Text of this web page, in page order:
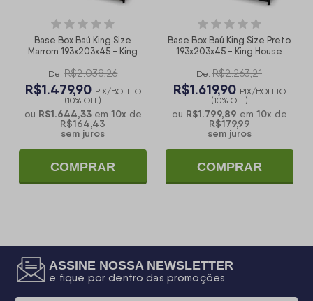
Base Box Baú King Size
Marrom 193x203x45 - King
De: R$2.038,26
R$1.479,90 PIX/BOLETO
(10% OFF)
ou R$1.644,33em 10x de
R$164,43
sem juros
COMPRAR
Base Box Baú King Size Preto
193x203x45 - King House
De: R$2.263,21
R$1.619,90 PIX/BOLETO
(10% OFF)
ou R$1.799,89 em 10x de
R$179,99
sem juros
COMPRAR
ASSINE NOSSA NEWSLETTER
e fique por dentro das promoções